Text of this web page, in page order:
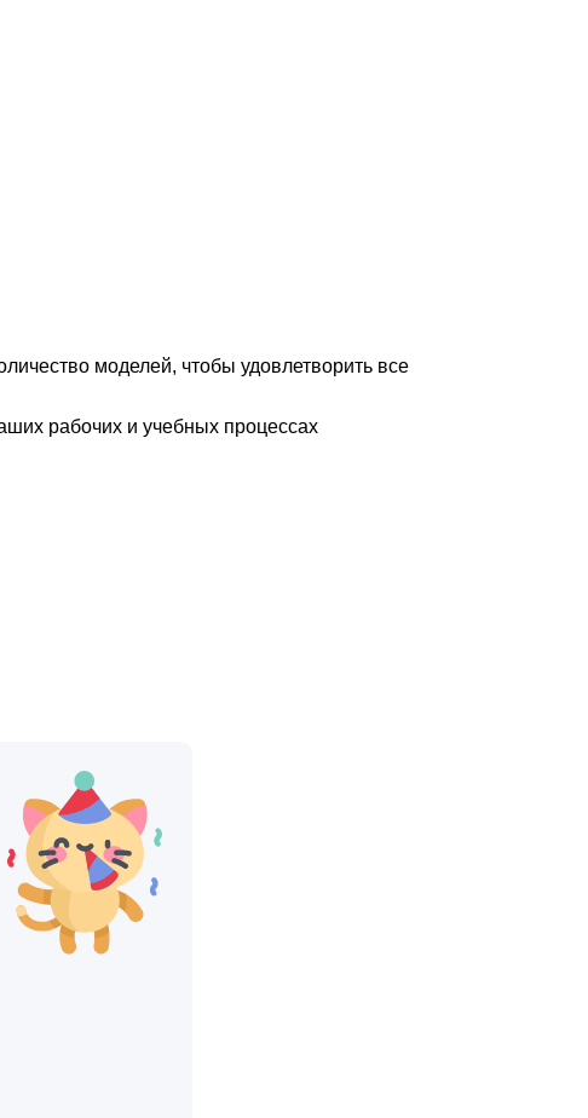
моделей, чтобы удовлетворить все
рабочих и учебных процессах